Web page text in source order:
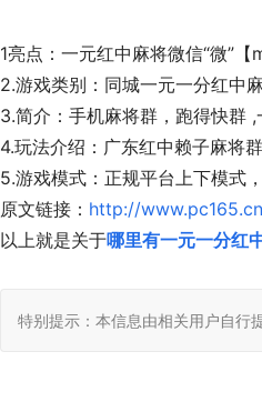
1亮点：一元红中麻将微信“微”
2.游戏类别：同城一元一分红中
3.简介：手机麻将群，跑得快群
4.玩法介绍：广东红中赖子麻将
5.游戏模式：正规平台上下模式
原文链接： http://
以上就是关于哪里有一元一分红
特别提示：本信息由相关用户自行